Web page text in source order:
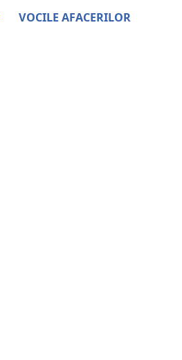
VOCILE AFACERILOR